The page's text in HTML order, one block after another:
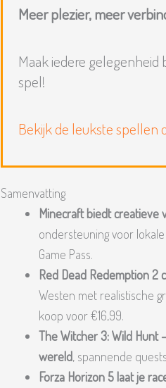
Meer plezier, meer
Maak iedere
spel!
Bekijk de leukste spellen
Samenvatting
Minecraft biedt creatieve
ondersteuning voor
Game Pass.
Red Dead Redemption 2
Westen met realistische
koop voor €16,99.
The Witcher 3: Wild Hunt
wereld, spannende
Forza Horizon 5 laat je